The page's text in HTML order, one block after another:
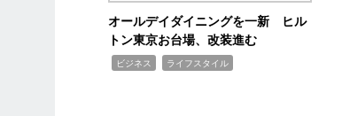
オールデイダイニングを一新 ヒル
トン東京お台場、改装進む
ビジネス ライフスタイル